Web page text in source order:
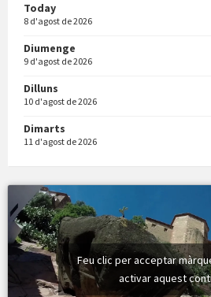
Vermuts a la Font. Hit parit
Today
8 d'agost de 2026
Diumenge
9 d'agost de 2026
Dilluns
10 d'agost de 2026
Dimarts
11 d'agost de 2026
Feu clic per acceptar
activar aquest